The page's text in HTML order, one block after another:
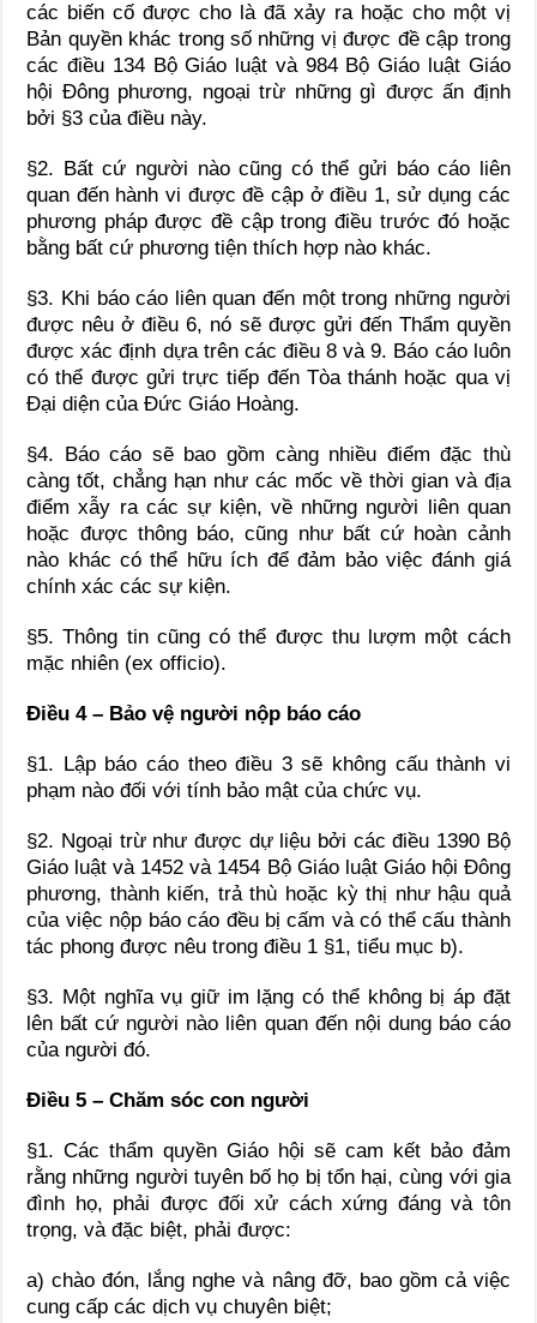
các biến cố được cho là đã xảy ra hoặc cho một vị
Bản quyền khác trong số những vị được đề cập trong
các điều 134 Bộ Giáo luật và 984 Bộ Giáo luật Giáo
hội Đông phương, ngoại trừ những gì được ấn định
bởi §3 của điều này.
§2. Bất cứ người nào cũng có thể gửi báo cáo liên
quan đến hành vi được đề cập ở điều 1, sử dụng các
phương pháp được đề cập trong điều trước đó hoặc
bằng bất cứ phương tiện thích hợp nào khác.
§3. Khi báo cáo liên quan đến một trong những người
được nêu ở điều 6, nó sẽ được gửi đến Thẩm quyền
được xác định dựa trên các điều 8 và 9. Báo cáo luôn
có thể được gửi trực tiếp đến Tòa thánh hoặc qua vị
Đại diện của Đức Giáo Hoàng.
§4. Báo cáo sẽ bao gồm càng nhiều điểm đặc thù
càng tốt, chẳng hạn như các mốc về thời gian và địa
điểm xẫy ra các sự kiện, về những người liên quan
hoặc được thông báo, cũng như bất cứ hoàn cảnh
nào khác có thể hữu ích để đảm bảo việc đánh giá
chính xác các sự kiện.
§5. Thông tin cũng có thể được thu lượm một cách
mặc nhiên (ex officio).
Điều 4 – Bảo vệ người nộp báo cáo
§1. Lập báo cáo theo điều 3 sẽ không cấu thành vi
phạm nào đối với tính bảo mật của chức vụ.
§2. Ngoại trừ như được dự liệu bởi các điều 1390 Bộ
Giáo luật và 1452 và 1454 Bộ Giáo luật Giáo hội Đông
phương, thành kiến, trả thù hoặc kỳ thị như hậu quả
của việc nộp báo cáo đều bị cấm và có thể cấu thành
tác phong được nêu trong điều 1 §1, tiểu mục b).
§3. Một nghĩa vụ giữ im lặng có thể không bị áp đặt
lên bất cứ người nào liên quan đến nội dung báo cáo
của người đó.
Điều 5 – Chăm sóc con người
§1. Các thẩm quyền Giáo hội sẽ cam kết bảo đảm
rằng những người tuyên bố họ bị tổn hại, cùng với gia
đình họ, phải được đối xử cách xứng đáng và tôn
trọng, và đặc biệt, phải được:
a) chào đón, lắng nghe và nâng đỡ, bao gồm cả việc
cung cấp các dịch vụ chuyên biệt;